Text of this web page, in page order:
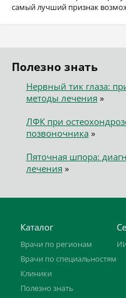
самый лучший признак
Полезно знать
Нервный тик глаза:
методы лечения »
ЛФК при
позвоночника»
Пяточная шпора:
лечения »
Каталог
Врачи по регионам
Врачи по специальностям
Клиники
Полезно знать